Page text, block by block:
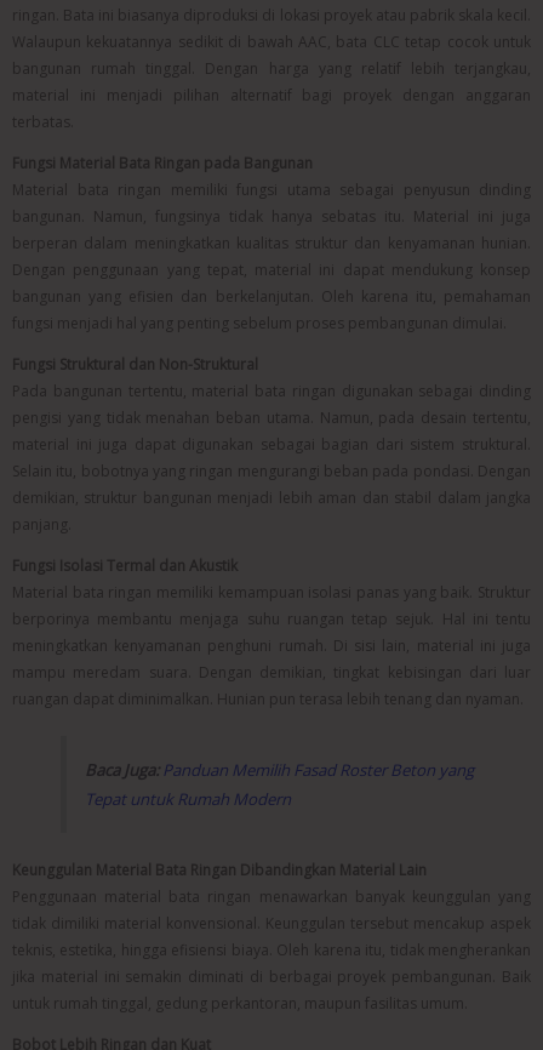
ringan. Bata ini biasanya diproduksi di lokasi proyek atau pabrik skala kecil.
Walaupun kekuatannya sedikit di bawah AAC, bata CLC tetap cocok untuk
bangunan rumah tinggal. Dengan harga yang relatif lebih terjangkau,
material ini menjadi pilihan alternatif bagi proyek dengan anggaran
terbatas.
Fungsi Material Bata Ringan pada Bangunan
Material bata ringan memiliki fungsi utama sebagai penyusun dinding
bangunan. Namun, fungsinya tidak hanya sebatas itu. Material ini juga
berperan dalam meningkatkan kualitas struktur dan kenyamanan hunian.
Dengan penggunaan yang tepat, material ini dapat mendukung konsep
bangunan yang efisien dan berkelanjutan. Oleh karena itu, pemahaman
fungsi menjadi hal yang penting sebelum proses pembangunan dimulai.
Fungsi Struktural dan Non-Struktural
Pada bangunan tertentu, material bata ringan digunakan sebagai dinding
pengisi yang tidak menahan beban utama. Namun, pada desain tertentu,
material ini juga dapat digunakan sebagai bagian dari sistem struktural.
Selain itu, bobotnya yang ringan mengurangi beban pada pondasi. Dengan
demikian, struktur bangunan menjadi lebih aman dan stabil dalam jangka
panjang.
Fungsi Isolasi Termal dan Akustik
Material bata ringan memiliki kemampuan isolasi panas yang baik. Struktur
berporinya membantu menjaga suhu ruangan tetap sejuk. Hal ini tentu
meningkatkan kenyamanan penghuni rumah. Di sisi lain, material ini juga
mampu meredam suara. Dengan demikian, tingkat kebisingan dari luar
ruangan dapat diminimalkan. Hunian pun terasa lebih tenang dan nyaman.
Baca Juga: Panduan Memilih Fasad Roster Beton yang
Tepat untuk Rumah Modern
Keunggulan Material Bata Ringan Dibandingkan Material Lain
Penggunaan material bata ringan menawarkan banyak keunggulan yang
tidak dimiliki material konvensional. Keunggulan tersebut mencakup aspek
teknis, estetika, hingga efisiensi biaya. Oleh karena itu, tidak mengherankan
jika material ini semakin diminati di berbagai proyek pembangunan. Baik
untuk rumah tinggal, gedung perkantoran, maupun fasilitas umum.
Bobot Lebih Ringan dan Kuat